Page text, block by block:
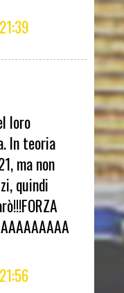
loro
In teoria
ma non
quindi